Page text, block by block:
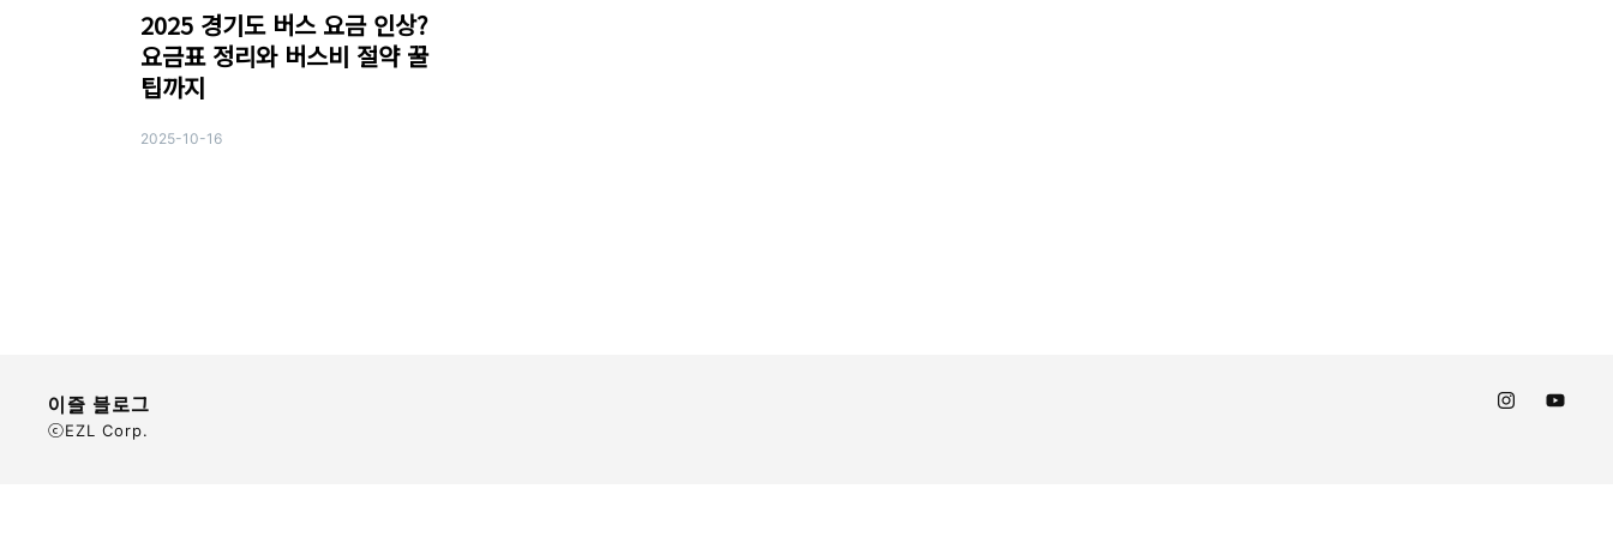
2025 경기도 버스 요금 인상?
요금표 정리와 버스비 절약 꿀
팁까지
2025-10-16
이즐 블로그
ⓒEZL Corp.